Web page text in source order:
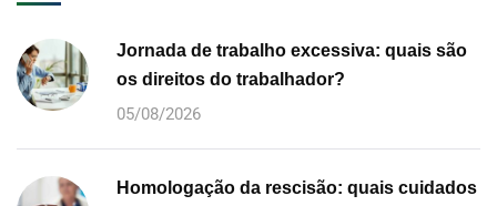
Jornada de trabalho excessiva: quais são
os direitos do trabalhador?
05/08/2026
Homologação da rescisão: quais cuidados